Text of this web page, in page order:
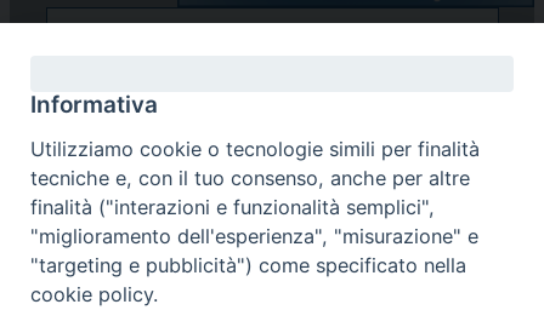
Password dimenticata?
Informativa
Utilizziamo cookie o tecnologie simili per finalità
tecniche e, con il tuo consenso, anche per altre
finalità ("interazioni e funzionalità semplici",
"miglioramento dell'esperienza", "misurazione" e
"targeting e pubblicità") come specificato nella
cookie policy.